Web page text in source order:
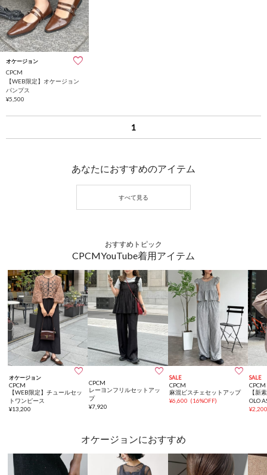
オケージョン
CPCM
【WEB限定】オケージョン
パンプス
¥5,500
1
あなたにおすすめのアイテム
おすすめトピック
CPCMYouTube着用アイテム
オケージョン 
CPCM
【WEB限定】チュールセッ
トワンピース
¥13,200

CPCM
レーヨンフリルセットアッ
プ
¥7,920
SALE 
CPCM
麻混ビスチェセットアップ
¥6,600 (16%OFF)
SALE
CPCM
【新
OLO
ドシ
¥
オケージョンにおすすめ